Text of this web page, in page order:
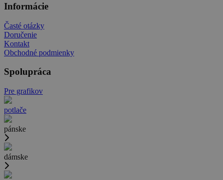
Informácie
Časté otázky
Doručenie
Kontakt
Obchodné podmienky
Spolupráca
Pre grafikov
potlače
pánske
dámske